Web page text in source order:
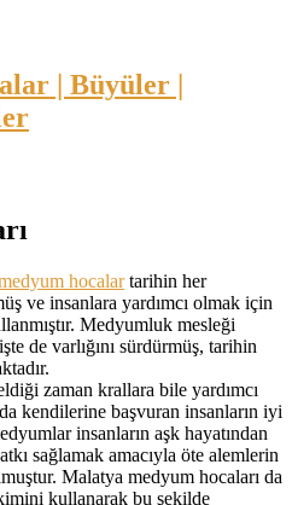
hocalartarihin her
ve insanlara yardımcı olmak için
Medyumluk mesleği
de varlığını sürdürmüş, tarihin
zaman krallara bile yardımcı
kendilerine başvuran insanların iyi
insanların aşk hayatından
sağlamak amacıyla öte alemlerin
Malatya medyum hocaları da
kullanarak bu şekilde